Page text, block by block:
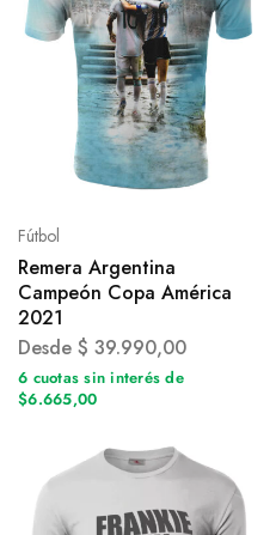
Fútbol
Remera Argentina
Campeón Copa América
2021
Desde $ 39.990,00
6 cuotas sin interés de
$6.665,00